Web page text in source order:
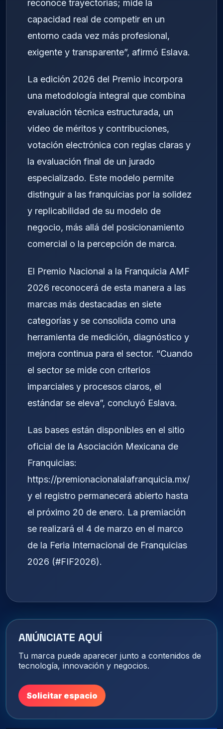
reconoce trayectorias; mide la
capacidad real de competir en un
entorno cada vez más profesional,
exigente y transparente”, afirmó Eslava.
La edición 2026 del Premio incorpora
una metodología integral que combina
evaluación técnica estructurada, un
video de méritos y contribuciones,
votación electrónica con reglas claras y
la evaluación final de un jurado
especializado. Este modelo permite
distinguir a las franquicias por la solidez
y replicabilidad de su modelo de
negocio, más allá del posicionamiento
comercial o la percepción de marca.
El Premio Nacional a la Franquicia AMF
2026 reconocerá de esta manera a las
marcas más destacadas en siete
categorías y se consolida como una
herramienta de medición, diagnóstico y
mejora continua para el sector. “Cuando
el sector se mide con criterios
imparciales y procesos claros, el
estándar se eleva”, concluyó Eslava.
Las bases están disponibles en el sitio
oficial de la Asociación Mexicana de
Franquicias:
https://premionacionalalafranquicia.mx/
y el registro permanecerá abierto hasta
el próximo 20 de enero. La premiación
se realizará el 4 de marzo en el marco
de la Feria Internacional de Franquicias
2026 (#FIF2026).
ANÚNCIATE AQUÍ
Tu marca puede aparecer junto a contenidos de
tecnología, innovación y negocios.
Solicitar espacio